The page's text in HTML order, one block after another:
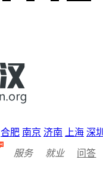
合肥 南京 济南 上海 深
服务 就业 问答